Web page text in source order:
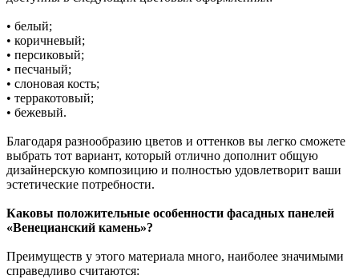
• белый;
• коричневый;
• персиковый;
• песчаный;
• слоновая кость;
• терракотовый;
• бежевый.
Благодаря разнообразию цветов и оттенков вы легко сможете
выбрать тот вариант, который отлично дополнит общую
дизайнерскую композицию и полностью удовлетворит ваши
эстетические потребности.
Каковы положительные особенности фасадных панелей
«Венецианский камень»?
Преимуществ у этого материала много, наиболее значимыми
справедливо считаются: